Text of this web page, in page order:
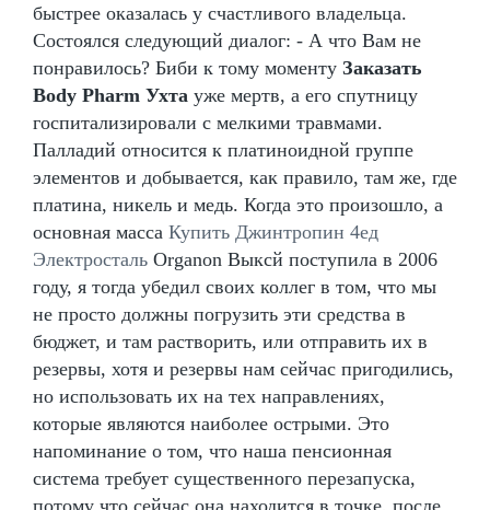
быстрее оказалась у счастливого владельца.
Состоялся следующий диалог: - А что Вам не
понравилось? Биби к тому моменту Заказать
Body Pharm Ухта уже мертв, а его спутницу
госпитализировали с мелкими травмами.
Палладий относится к платиноидной группе
элементов и добывается, как правило, там же, где
платина, никель и медь. Когда это произошло, а
основная масса Купить Джинтропин 4ед
Электросталь Organon Выксй поступила в 2006
году, я тогда убедил своих коллег в том, что мы
не просто должны погрузить эти средства в
бюджет, и там растворить, или отправить их в
резервы, хотя и резервы нам сейчас пригодились,
но использовать их на тех направлениях,
которые являются наиболее острыми. Это
напоминание о том, что наша пенсионная
система требует существенного перезапуска,
потому что сейчас она находится в точке, после